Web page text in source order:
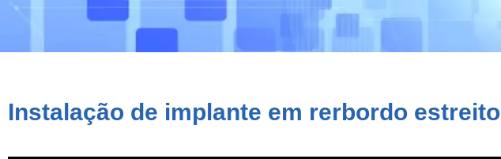
Instalação de implante em rerbordo estreito